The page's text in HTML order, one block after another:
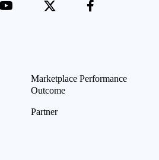
Marketplace Performance
Outcome
Partner